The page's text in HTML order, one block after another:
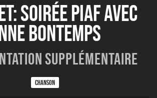
SOIRÉE PIAF AVEC
BONTEMPS
supplémentaire
CHANSON